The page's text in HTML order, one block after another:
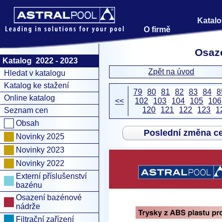
O firmě
Katalog 2022 - 2023
Hledat v katalogu
Katalog ke stažení
Online katalog
Seznam cen
Obsah
Novinky 2025
Novinky 2023
Novinky 2022
Externí příslušenství
bazénu
Osazení bazénové
nádrže
Filtrační zařízení
Zpět na úvod
<<
79 80 81 82 83 84
102
103 104 105
106
120
121 122 123
Poslední změna